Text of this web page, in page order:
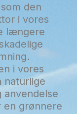
den
i vores
længere
i vores
naturlige
en grønnere